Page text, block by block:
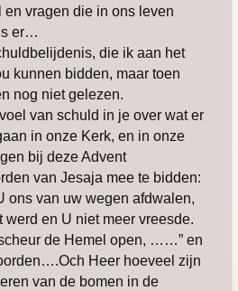
vragen die in ons leven
er…
die ik aan het
kunnen bidden, maar toen
nog niet gelezen.
van schuld in je over wat er
in onze Kerk, en in onze
bij deze Advent
van Jesaja mee te bidden:
ons van uw wegen afdwalen,
werd en U niet meer vreesde.
de Hemel open, ……” en
Heer hoeveel zijn
van de bomen in de